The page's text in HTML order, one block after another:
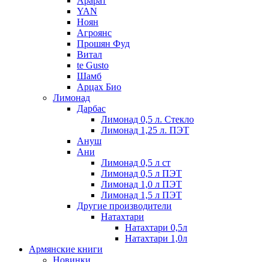
YAN
Ноян
Агроянс
Прошян Фуд
Витал
te Gusto
Шамб
Арцах Био
Лимонад
Дарбас
Лимонад 0,5 л. Стекло
Лимонад 1,25 л. ПЭТ
Ануш
Ани
Лимонад 0,5 л ст
Лимонад 0,5 л ПЭТ
Лимонад 1,0 л ПЭТ
Лимонад 1,5 л ПЭТ
Другие производители
Натахтари
Натахтари 0,5л
Натахтари 1,0л
Армянские книги
Новинки